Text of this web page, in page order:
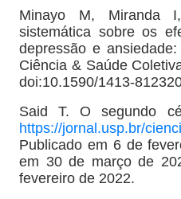
Minayo M, Miranda
sistemática sobre os
depressão e
Ciência & Saúde
doi:10.1590/1413-
Said T. O segundo
https://jornal.usp.br/
Publicado em 6 de
em 30 de março de
fevereiro de 2022.